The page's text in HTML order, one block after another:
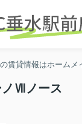
賃貸情報はホームメ
ノⅦノース